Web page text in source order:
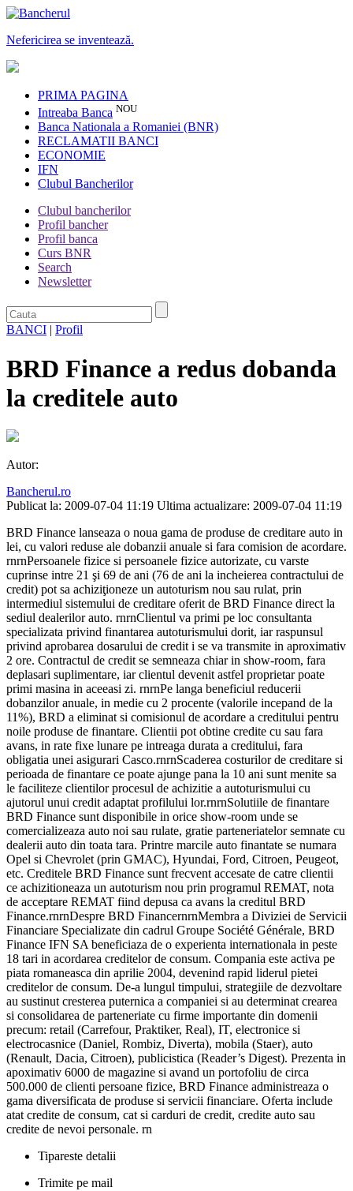
Nefericirea se inventează.
PRIMA PAGINA
Intreaba Banca NOU
Banca Nationala a Romaniei (BNR)
RECLAMATII BANCI
ECONOMIE
IFN
Clubul Bancherilor
Clubul bancherilor
Profil bancher
Profil banca
Curs BNR
Search
Newsletter
BANCI | Profil
BRD Finance a redus dobanda
la creditele auto
Autor:
Bancherul.ro
Publicat la: 2009-07-04 11:19 Ultima actualizare: 2009-07-04 11:19
BRD Finance lanseaza o noua gama de produse de creditare auto in
lei, cu valori reduse ale dobanzii anuale si fara comision de acordare.
rnrnPersoanele fizice si persoanele fizice autorizate, cu varste
cuprinse intre 21 şi 69 de ani (76 de ani la incheierea contractului de
credit) pot sa achiziţioneze un autoturism nou sau rulat, prin
intermediul sistemului de creditare oferit de BRD Finance direct la
sediul dealerilor auto. rnrnClientul va primi pe loc consultanta
specializata privind finantarea autoturismului dorit, iar raspunsul
privind aprobarea dosarului de credit i se va transmite in aproximativ
2 ore. Contractul de credit se semneaza chiar in show-room, fara
deplasari suplimentare, iar clientul devenit astfel proprietar poate
primi masina in aceeasi zi. rnrnPe langa beneficiul reducerii
dobanzilor anuale, in medie cu 2 procente (valorile incepand de la
11%), BRD a eliminat si comisionul de acordare a creditului pentru
noile produse de finantare. Clientii pot obtine credite cu sau fara
avans, in rate fixe lunare pe intreaga durata a creditului, fara
obligatia unei asigurari Casco.rnrnScaderea costurilor de creditare si
perioada de finantare ce poate ajunge pana la 10 ani sunt menite sa
le faciliteze clientilor procesul de achizitie a autoturismului cu
ajutorul unui credit adaptat profilului lor.rnrnSolutiile de finantare
BRD Finance sunt disponibile in orice show-room unde se
comercializeaza auto noi sau rulate, gratie parteneriatelor semnate cu
dealerii auto din toata tara. Printre marcile auto finantate se numara
Opel si Chevrolet (prin GMAC), Hyundai, Ford, Citroen, Peugeot,
etc. Creditele BRD Finance sunt frecvent accesate de catre clientii
ce achizitioneaza un autoturism nou prin programul REMAT, nota
de acceptare REMAT fiind depusa ca avans la creditul BRD
Finance.rnrnDespre BRD FinancernrnMembra a Diviziei de Servicii
Financiare Specializate din cadrul Groupe Société Générale, BRD
Finance IFN SA beneficiaza de o experienta internationala in peste
18 tari in acordarea creditelor de consum. Compania este activa pe
piata romaneasca din aprilie 2004, devenind rapid liderul pietei
creditelor de consum. De-a lungul timpului, strategiile de dezvoltare
au sustinut cresterea puternica a companiei si au determinat crearea
si consolidarea de parteneriate cu firme importante din domenii
precum: retail (Carrefour, Praktiker, Real), IT, electronice si
electrocasnice (Daniel, Rombiz, Diverta), mobila (Staer), auto
(Renault, Dacia, Citroen), publicistica (Reader’s Digest). Prezenta in
apoximativ 6000 de magazine si avand un portofoliu de circa
500.000 de clienti persoane fizice, BRD Finance administreaza o
gama diversificata de produse si servicii financiare. Oferta include
atat credite de consum, cat si carduri de credit, credite auto sau
credite de nevoi personale. rn
Tipareste detalii
Trimite pe mail